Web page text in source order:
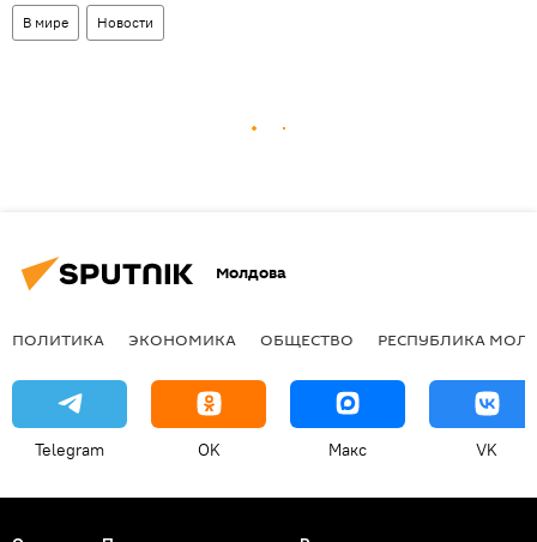
В мире Новости
Молдова
ПОЛИТИКА ЭКОНОМИКА ОБЩЕСТВО РЕСПУБЛИКА
Telegram OK Макс VK